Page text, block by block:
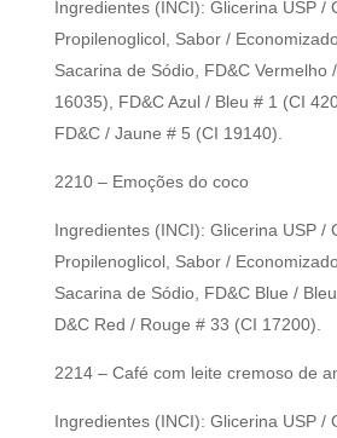
Ingredientes (INCI): Glicerina USP /
Propilenoglicol, Sabor /
Sacarina de Sódio, FD&C Vermelho
16035), FD&C Azul / Bleu # 1 (CI
FD&C / Jaune # 5 (CI 19140).
2210 – Emoções do coco
Ingredientes (INCI): Glicerina USP /
Propilenoglicol, Sabor /
Sacarina de Sódio, FD&C Blue /
D&C Red / Rouge # 33 (CI 17200).
2214 – Café com leite cremoso de
Ingredientes (INCI): Glicerina USP /